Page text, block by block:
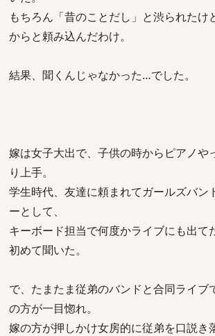
もちろん「昔のことだし」と渋られたけ
からと頼み込んだわけ。
結果、聞くんじゃなかった…でした。
嫁は女子大出で、子供の時からピアノや
り上手。
学生時代、友達に頼まれてガールズバン
ーとして、
キーボード担当で何度かライブにも出て
初めて聞いた。
で、たまたま従弟のバンドと合同ライブ
の方が一目惚れ。
嫁の方が押しかけ女房的に従弟を口説き